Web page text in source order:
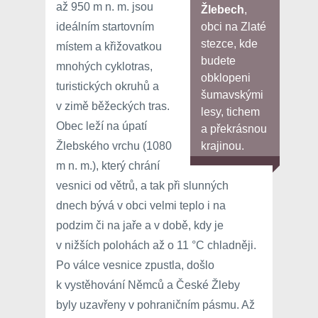
Žlebech,
obci na Zlaté
stezce, kde
budete
obklopeni
šumavskými
lesy, tichem
a překrásnou
krajinou.
až 950 m n. m. jsou
ideálním startovním
místem a křižovatkou
mnohých cyklotras,
turistických okruhů a
v zimě běžeckých tras.
Obec leží na úpatí
Žlebského vrchu (1080
m n. m.), který chrání
vesnici od větrů, a tak při slunných
dnech bývá v obci velmi teplo i na
podzim či na jaře a v době, kdy je
v nižších polohách až o 11 °C chladněji.
Po válce vesnice zpustla, došlo
k vystěhování Němců a České Žleby
byly uzavřeny v pohraničním pásmu. Až